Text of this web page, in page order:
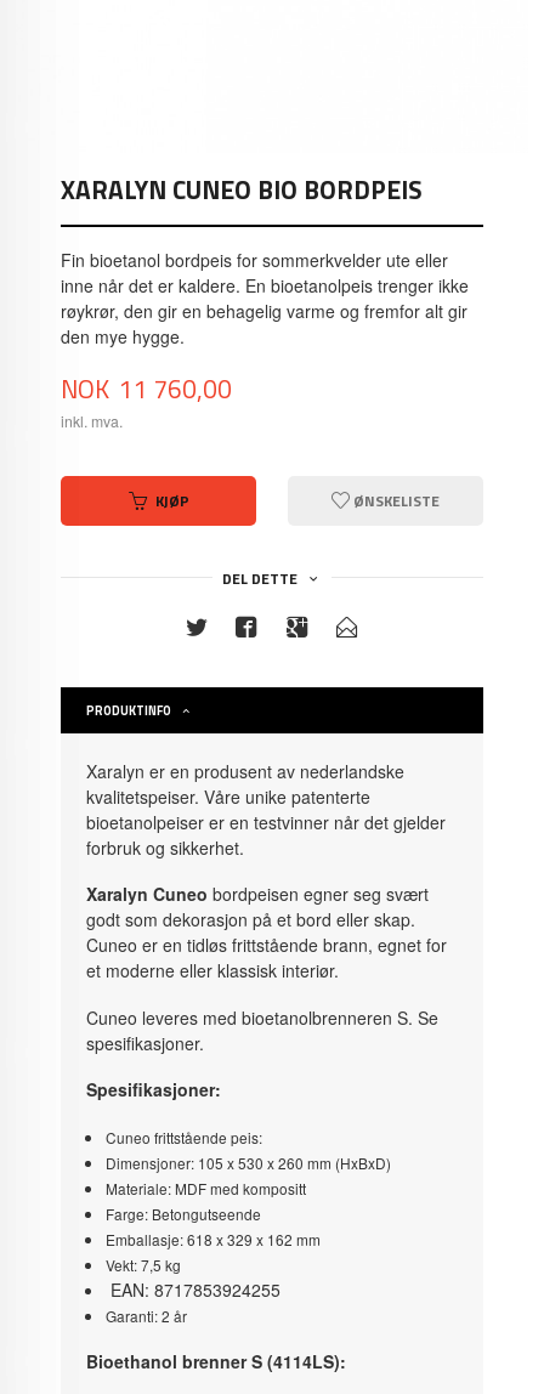
XARALYN CUNEO BIO BORDPEIS
Fin bioetanol bordpeis for sommerkvelder ute eller
inne når det er kaldere. En bioetanolpeis trenger ikke
røykrør, den gir en behagelig varme og fremfor alt gir
den mye hygge.
Pris
NOK 11 760,00
inkl. mva.
KJØP ØNSKELISTE
DEL DETTE
PRODUKTINFO
Xaralyn er en produsent av nederlandske
kvalitetspeiser. Våre unike patenterte
bioetanolpeiser er en testvinner når det gjelder
forbruk og sikkerhet.
Xaralyn Cuneo bordpeisen egner seg svært
godt som dekorasjon på et bord eller skap.
Cuneo er en tidløs frittstående brann, egnet for
et moderne eller klassisk interiør.
Cuneo leveres med bioetanolbrenneren S. Se
spesifikasjoner.
Spesifikasjoner:
Cuneo frittstående peis:
Dimensjoner: 105 x 530 x 260 mm (HxBxD)
Materiale: MDF med kompositt
Farge: Betongutseende
Emballasje: 618 x 329 x 162 mm
Vekt: 7,5 kg
EAN: 8717853924255
Garanti: 2 år
Bioethanol brenner S (4114LS):